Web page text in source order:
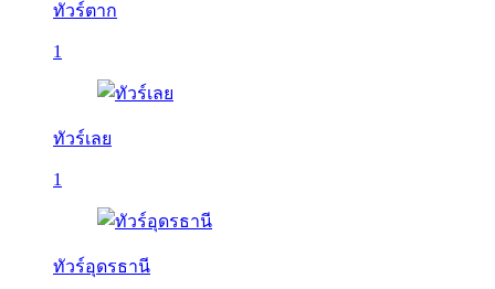
ทัวร์ตาก
1
ทัวร์เลย
1
ทัวร์อุดรธานี